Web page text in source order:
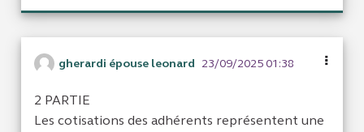
gherardi épouse leonard 23/09/2025 01:38
2 PARTIE
Les cotisations des adhérents représentent une